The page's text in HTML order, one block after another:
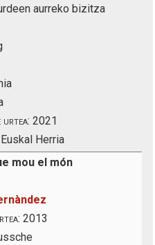
aurreko bizitza
2021
Euskal Herria
mou el món
2013